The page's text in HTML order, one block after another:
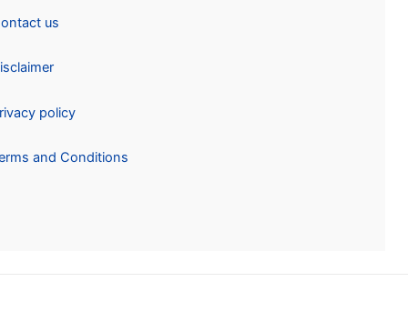
Contact us
Disclaimer
Privacy policy
Terms and Conditions